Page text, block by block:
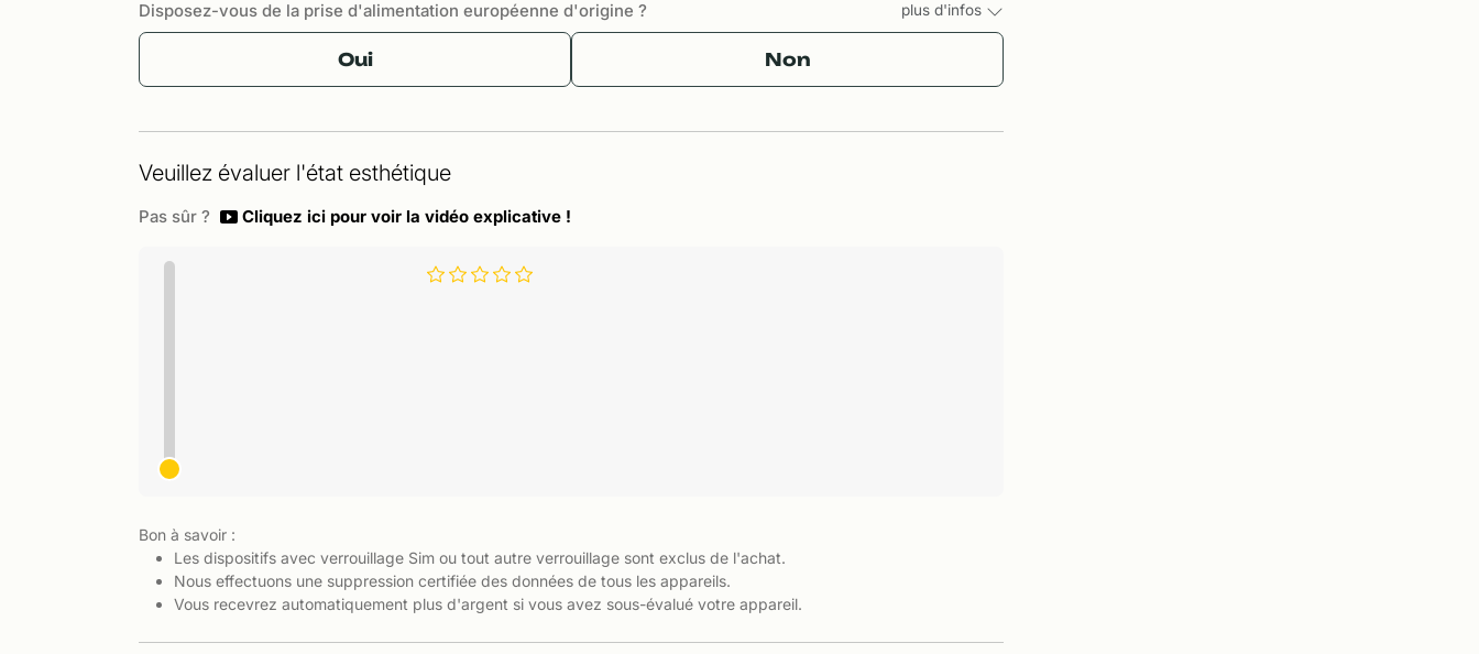
Disposez-vous de la prise d'alimentation européenne d'origine ? plus d'infos
Oui Non
Veuillez évaluer l'état esthétique
Pas sûr ? Cliquez ici pour voir la vidéo explicative !
Bon à savoir :
Les dispositifs avec verrouillage Sim ou tout autre verrouillage sont exclus de l'achat.
Nous effectuons une suppression certifiée des données de tous les appareils.
Vous recevrez automatiquement plus d'argent si vous avez sous-évalué votre appareil.